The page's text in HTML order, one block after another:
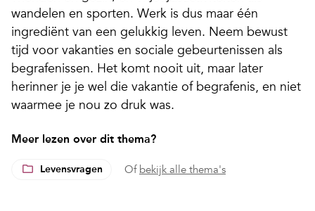
wandelen en sporten. Werk is dus maar één
ingrediënt van een gelukkig leven. Neem bewust
tijd voor vakanties en sociale gebeurtenissen als
begrafenissen. Het komt nooit uit, maar later
herinner je je wel die vakantie of begrafenis, en niet
waarmee je nou zo druk was.
Meer lezen over dit thema?
Levensvragen Of bekijk alle thema's